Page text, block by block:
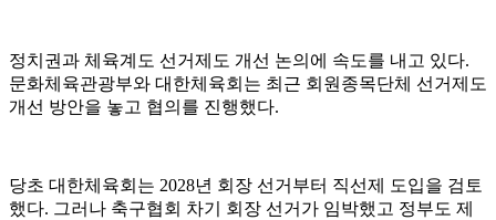
정치권과 체육계도 선거제도 개선 논의에 속도를 내고 있다.
문화체육관광부와 대한체육회는 최근 회원종목단체 선거제도
개선 방안을 놓고 협의를 진행했다.
당초 대한체육회는 2028년 회장 선거부터 직선제 도입을 검토
했다. 그러나 축구협회 차기 회장 선거가 임박했고 정부도 제